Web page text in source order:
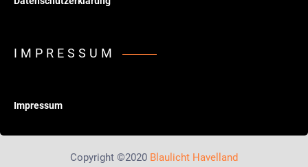
IMPRESSUM
Impressum
Copyright ©2020 Blaulicht Havelland